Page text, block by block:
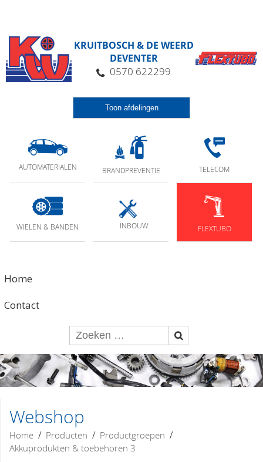
KRUITBOSCH & DE WEERD
DEVENTER
0570 622299
Toon afdelingen
AUTOMATERIALEN BRANDPREVENTIE TELECOM
WIELEN & BANDEN INBOUW FLEXTUBO
Home
Contact
Webshop
Home / Producten / Productgroepen /
Akkuprodukten & toebehoren 3